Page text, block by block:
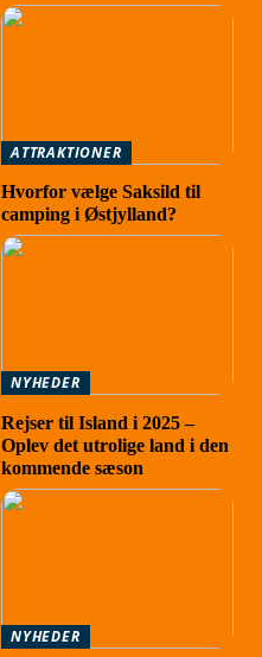
ATTRAKTIONER
Hvorfor vælge Saksild til
camping i Østjylland?
NYHEDER
Rejser til Island i 2025 –
Oplev det utrolige land i den
kommende sæson
NYHEDER